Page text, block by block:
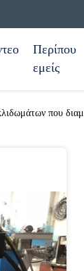
Περίπου
εμείς
που